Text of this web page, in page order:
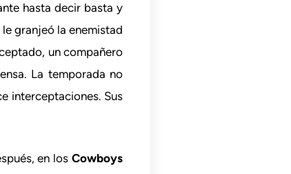
hasta decir basta y
granjeó la enemistad
un compañero
La temporada no
interceptaciones. Sus
en los Cowboys